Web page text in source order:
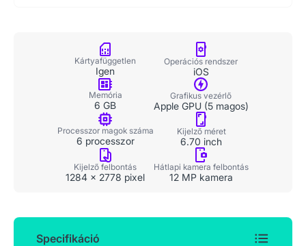
Kártyafüggetlen
Igen
Operációs rendszer
iOS
Memória
6 GB
Grafikus vezérlő
Apple GPU (5 magos)
Processzor magok száma
6 processzor
Kijelző méret
6.70 inch
Kijelző felbontás
1284 x 2778 pixel
Hátlapi kamera felbontás
12 MP kamera
Specifikáció